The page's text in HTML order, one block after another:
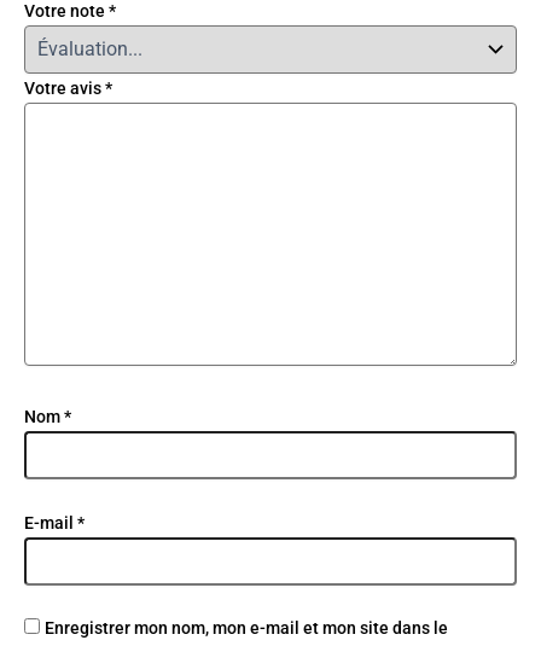
Votre note *
Votre avis*
Nom*
E-mail *
Enregistrer mon nom, mon e-mail et mon site dans le